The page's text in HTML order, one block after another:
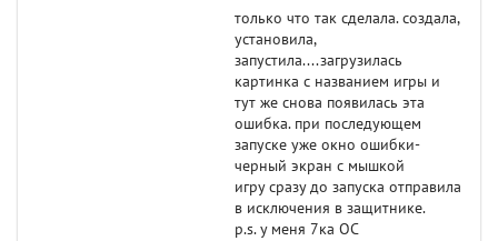
только что так сделала. создала,
установила,
запустила....загрузилась
картинка с названием игры и
тут же снова появилась эта
ошибка. при последующем
запуске уже окно ошибки-
черный экран с мышкой
игру сразу до запуска отправила
в исключения в защитнике.
p.s. у меня 7ка ОС